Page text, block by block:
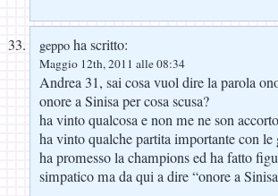
geppo ha scritto:
Maggio 12th, 2011 alle 08:34
Andrea 31, sai cosa vuol dire la parola
onore a Sinisa per cosa scusa?
ha vinto qualcosa e non me ne son
ha vinto qualche partita importante con le
ha promesso la champions ed ha fatto
simpatico ma da qui a dire “onore a